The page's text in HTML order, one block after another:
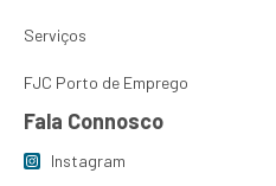
Serviços
FJC Porto de Emprego
Fala Connosco
Instagram